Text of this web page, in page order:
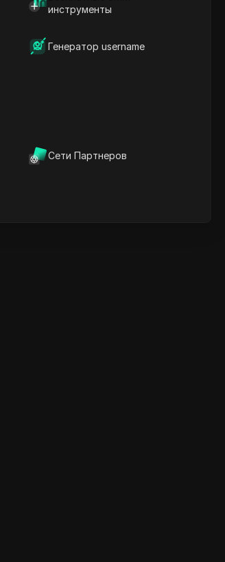
инструменты
Генератор username
Сети Партнеров